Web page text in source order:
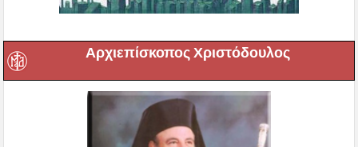
Αρχιεπίσκοπος Χριστόδουλος